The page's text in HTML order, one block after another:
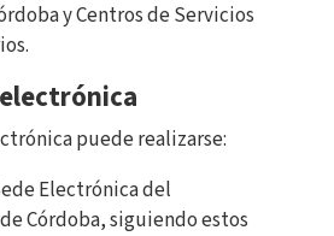
y Centros de Servicios
puede realizarse:
Electrónica del
Córdoba, siguiendo estos